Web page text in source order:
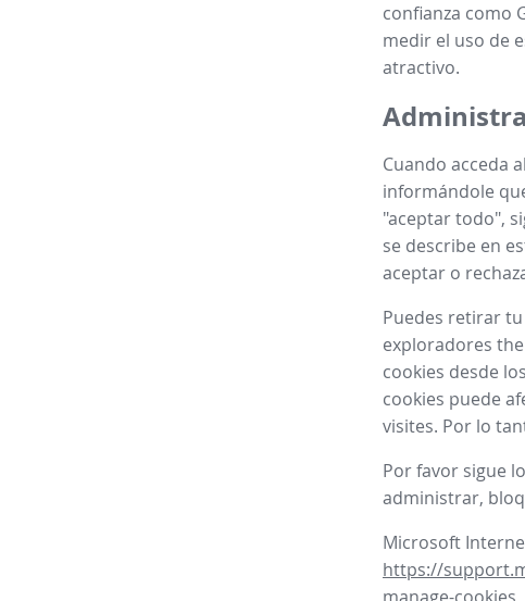
confianza como
medir el uso de
atractivo.
Cuando acceda
informándole
"aceptar todo",
se describe en
aceptar o
Puedes retirar
exploradores
cookies desde
cookies puede
visites. Por lo
Por favor sigue
administrar,
Microsoft
https://